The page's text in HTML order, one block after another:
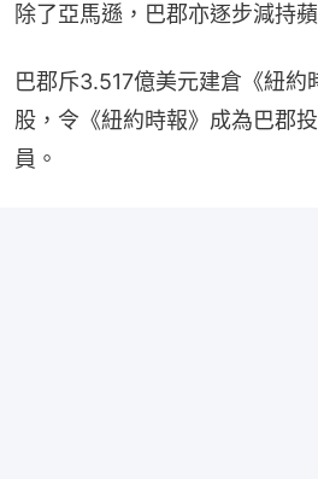
除了亞馬遜，巴郡亦逐步減持
巴郡斥3.517億美元建倉《紐約
股，令《紐約時報》成為巴郡
員。